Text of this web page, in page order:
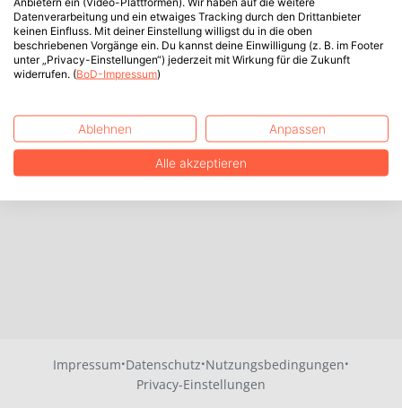
Impressum·Datenschutz·Nutzungsbedingungen·
Privacy-Einstellungen
Datenverarbeitung und ein etwaiges Tracking durch den Drittanbieter
keinen Einfluss. Mit deiner Einstellung willigst du in die oben
beschriebenen Vorgänge ein. Du kannst deine Einwilligung (z. B. im Footer
unter „Privacy-Einstellungen“) jederzeit mit Wirkung für die Zukunft
widerrufen. (BoD-Impressum)
Ablehnen Anpassen
Alle akzeptieren